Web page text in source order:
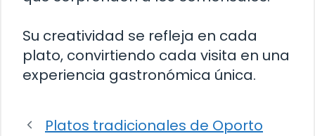
Su creatividad se refleja en cada
plato, convirtiendo cada visita en una
experiencia gastronómica única.
Platos tradicionales de Oporto